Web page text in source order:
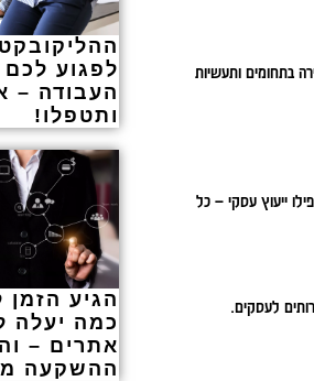
בתחומים ותעשיות
ייעוץ עסקי – כל
לעסקים.
לפגוע
העבודה –
ותטפלו!
הגיע
כמה יעלה
אתרים –
ההשקעה